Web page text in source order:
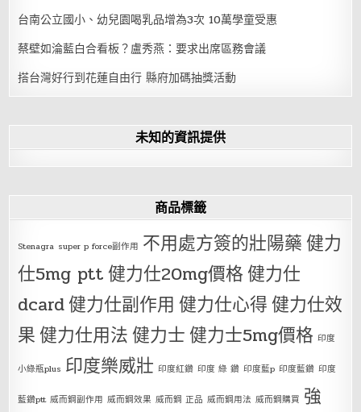
台南公立國小、幼兒園喝乳品增為3次 10萬學童受惠
蔡壁如淪藍白合看板？盧秀燕：要求出席區務會議
搭台灣好行到花蓮自由行 縣府加碼抽獎活動
未知的資訊提供
商品標籤
Stenagra super p force副作用 不用處方簽的壯陽藥健力
仕5mg ptt健力仕20mg價格健力仕
dcard健力仕副作用 健力仕心得健力仕效
果健力仕用法健力士健力士5mg價格 印度
小綠瓶plus 印度樂威壯 印度紅鑽 印度 綠 鑽 印度藍p 印度藍鑽 印度
藍鑽ptt 威而鋼副作用 威而鋼效果 威而鋼 正品 威而鋼用法 威而鋼購買 強